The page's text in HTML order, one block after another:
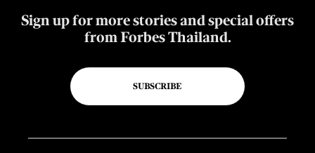
Sign up for more stories and special offers
from Forbes Thailand.
SUBSCRIBE